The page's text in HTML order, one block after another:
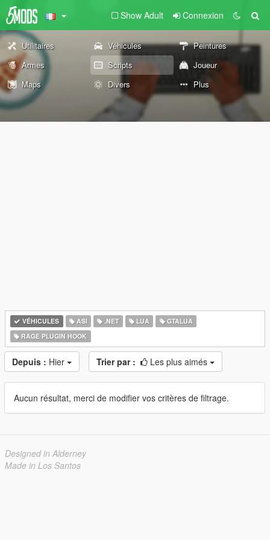
Show Adult Connexion
Utilitaires Véhicules
Peintures
Armes
Scripts
Joueur
Maps
Divers Plus
VÉHICULES ASI .NET LUA
GTALUA
RAGE PLUGIN HOOK
Depuis : Hier Trier par : Les plus aimés
Aucun résultat, merci de modifier vos critères de filtrage.
Designed in Alderney
Made in Los Santos